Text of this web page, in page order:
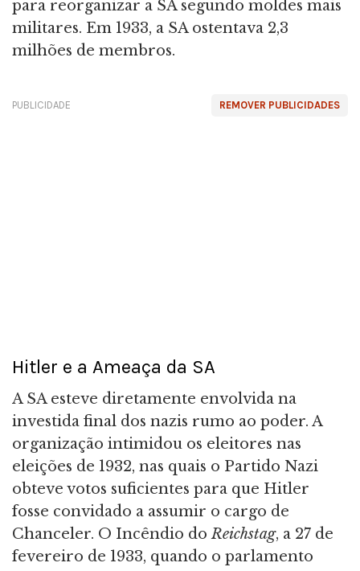
para reorganizar a SA segundo moldes mais
militares. Em 1933, a SA ostentava 2,3
milhões de membros.
REMOVER PUBLICIDADES
PUBLICIDADE
Hitler e a Ameaça da SA
A SA esteve diretamente envolvida na
investida final dos nazis rumo ao poder. A
organização intimidou os eleitores nas
eleições de 1932, nas quais o Partido Nazi
obteve votos suficientes para que Hitler
fosse convidado a assumir o cargo de
Chanceler. O Incêndio doReichstag, a 27 de
fevereiro de 1933, quando o parlamento